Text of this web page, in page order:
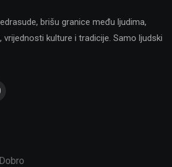
brišu granice među ljudima,
kulture i tradicije. Samo ljudski